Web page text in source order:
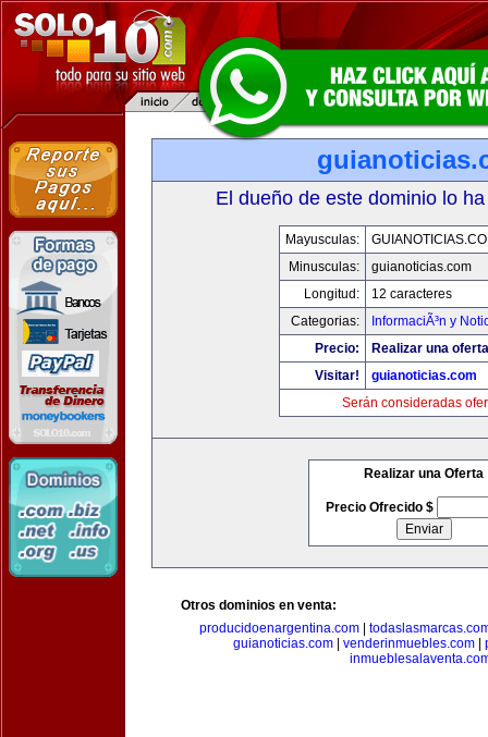
El dueño de este dominio lo
Mayusculas:
Minusculas:
guianoticias.com
Longitud:
12 caracteres
Categorias:
InformaciÃ³n y
Precio:
Realizar una
Visitar!
guianoticias.com
Serán consideradas
Realizar una Oferta
Precio Ofrecido $
Otros dominios en venta:
producidoenargentina.com|
guianoticias.com| venderinmuebles.com|